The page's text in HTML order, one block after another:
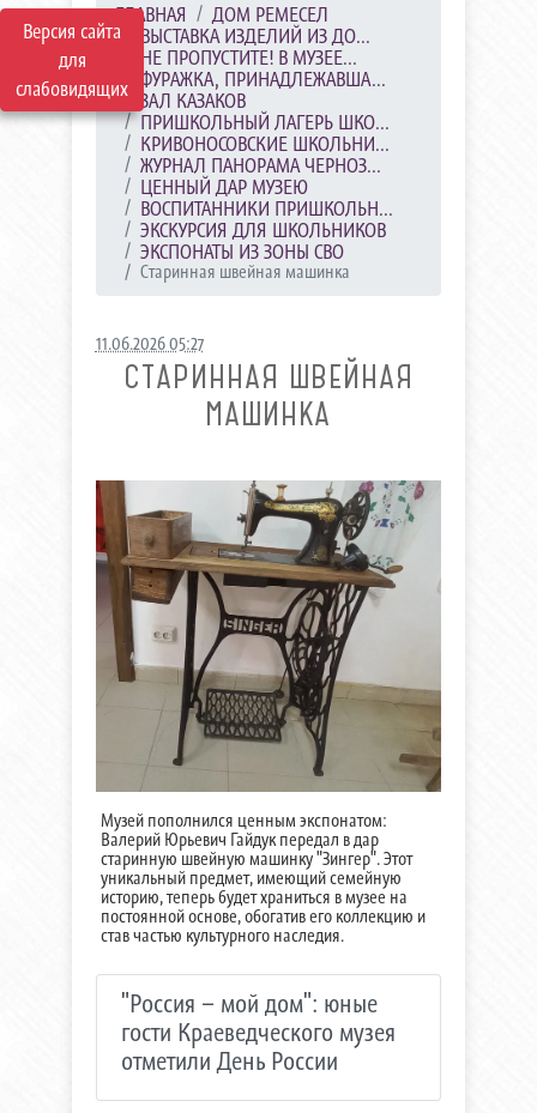
Версия сайта
для
слабовидящих
ГЛАВНАЯ
ДОМ РЕМЕСЕЛ
ВЫСТАВКА ИЗДЕЛИЙ ИЗ ДО...
НЕ ПРОПУСТИТЕ! В МУЗЕЕ...
ФУРАЖКА, ПРИНАДЛЕЖАВША...
ЗАЛ КАЗАКОВ
ПРИШКОЛЬНЫЙ ЛАГЕРЬ ШКО...
КРИВОНОСОВСКИЕ ШКОЛЬНИ...
ЖУРНАЛ ПАНОРАМА ЧЕРНОЗ...
ЦЕННЫЙ ДАР МУЗЕЮ
ВОСПИТАННИКИ ПРИШКОЛЬН...
ЭКСКУРСИЯ ДЛЯ ШКОЛЬНИКОВ
ЭКСПОНАТЫ ИЗ ЗОНЫ СВО
Старинная швейная машинка
11.06.2026 05:27
СТАРИННАЯ ШВЕЙНАЯ
МАШИНКА
Музей пополнился ценным экспонатом:
Валерий Юрьевич Гайдук передал в дар
старинную швейную машинку "Зингер". Этот
уникальный предмет, имеющий семейную
историю, теперь будет храниться в музее на
постоянной основе, обогатив его коллекцию и
став частью культурного наследия.
"Россия – мой дом": юные
гости Краеведческого музея
отметили День России